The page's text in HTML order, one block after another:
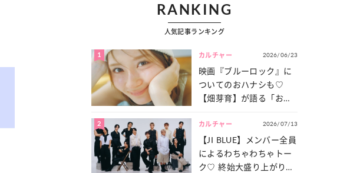
RANKING
人気記事ランキング
1 カルチャー 2026/06/23
映画『ブルーロック』に
ついてのおハナシも♡
【畑芽育】が語る「お仕
は？
2 カルチャー 2026/07/13
【JI BLUE】メンバー全員
によるわちゃわちゃトー
ク♡ 終始大盛り上がりだ